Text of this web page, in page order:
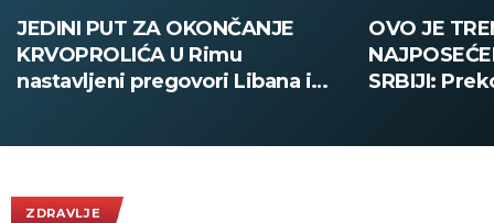
OVO JE TRENUTNO
NAJPOSEĆENIJA ATRAKCIJA U
SRBIJI: Preko 3.000 ljudi za
MILANO
FRANKA
ZDRAVLJE